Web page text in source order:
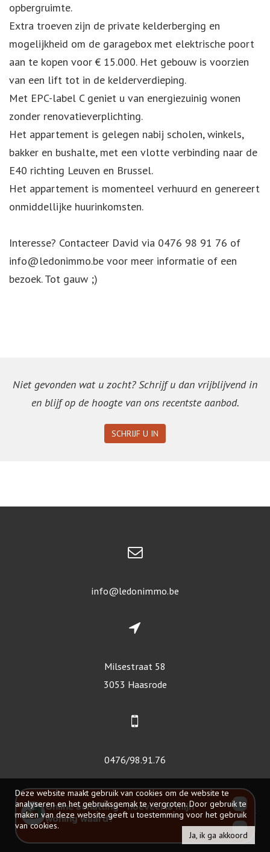
opbergruimte.
Extra troeven zijn de private kelderberging en
mogelijkheid om de garagebox met elektrische poort
aan te kopen voor € 15.000. Het gebouw is voorzien
van een lift tot in de kelderverdieping.
Met EPC-label C geniet u van energiezuinig wonen
zonder renovatieverplichting.
Het appartement is gelegen nabij scholen, winkels,
bakker en bushalte, met een vlotte verbinding naar de
E40 richting Leuven en Brussel.
Het appartement is momenteel verhuurd en genereert
onmiddellijke huurinkomsten.
Interesse? Contacteer David via 0476 98 91 76 of
info@ledonimmo.be voor meer informatie of een
bezoek. Tot gauw ;)
Niet gevonden wat u zocht? Schrijf u dan vrijblijvend in
en blijf op de hoogte van ons recentste aanbod.
SCHRIJF U IN
info@ledonimmo.be
Milsestraat 58
3053 Haasrode
0476/98.91.76
© 2026 - Led-On-Immo -Developed by Zabun-Disclaimer-Privacy policy
Deze website maakt gebruik van cookies om de website te
analyseren en het gebruiksgemak te vergroten. Door gebruik te
maken van deze website geeft u toestemming voor het gebruik
van cookies.
Ja, ik ga akkoord